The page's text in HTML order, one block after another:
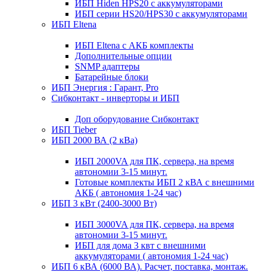
ИБП Hiden HPS20 с аккумуляторами
ИБП серии HS20/HPS30 с аккумуляторами
ИБП Eltena
ИБП Eltena с АКБ комплекты
Дополнительные опции
SNMP адаптеры
Батарейные блоки
ИБП Энергия : Гарант, Pro
Сибконтакт - инверторы и ИБП
Доп оборудование Сибконтакт
ИБП Tieber
ИБП 2000 ВА (2 кВа)
ИБП 2000VA для ПК, сервера, на время
автономии 3-15 минут.
Готовые комплекты ИБП 2 кВА с внешними
АКБ ( автономия 1-24 час)
ИБП 3 кВт (2400-3000 Вт)
ИБП 3000VA для ПК, сервера, на время
автономии 3-15 минут.
ИБП для дома 3 квт с внешними
аккумуляторами ( автономия 1-24 час)
ИБП 6 кВА (6000 ВА). Расчет, поставка, монтаж.